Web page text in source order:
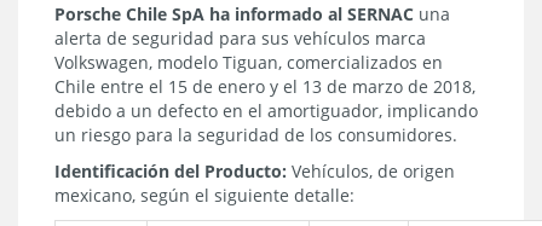
Porsche Chile SpA ha informado al SERNAC una
alerta de seguridad para sus vehículos marca
Volkswagen, modelo Tiguan, comercializados en
Chile entre el 15 de enero y el 13 de marzo de 2018,
debido a un defecto en el amortiguador, implicando
un riesgo para la seguridad de los consumidores.
Identificación del Producto: Vehículos, de origen
mexicano, según el siguiente detalle: